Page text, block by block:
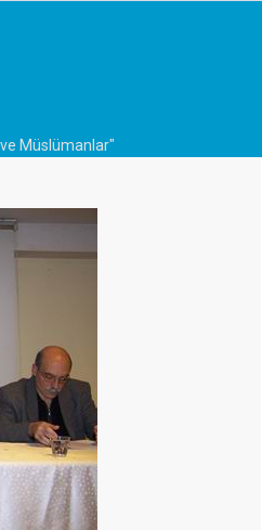
Müslümanlar"